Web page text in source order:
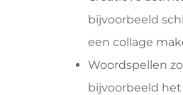
bijvoorbeeld
een collage
Woordspellen
bijvoorbeeld het